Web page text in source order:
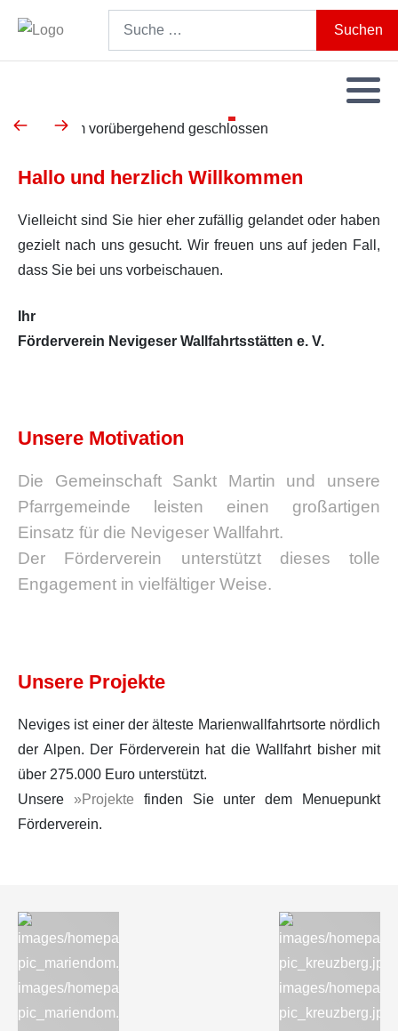
Suchen
Hallo und herzlich Willkommen
Vielleicht sind Sie hier eher zufällig gelandet oder haben
gezielt nach uns gesucht. Wir freuen uns auf jeden Fall,
dass Sie bei uns vorbeischauen.
Ihr
Förderverein Nevigeser Wallfahrtsstätten e. V.
Unsere Motivation
Die Gemeinschaft Sankt Martin und unsere
Pfarrgemeinde leisten einen großartigen
Einsatz für die Nevigeser Wallfahrt.
Der Förderverein unterstützt dieses tolle
Engagement in vielfältiger Weise.
Unsere Projekte
Neviges ist einer der älteste Marienwallfahrtsorte nördlich
der Alpen. Der Förderverein hat die Wallfahrt bisher mit
über 275.000 Euro unterstützt.
Unsere »Projekte finden Sie unter dem Menuepunkt
Förderverein.